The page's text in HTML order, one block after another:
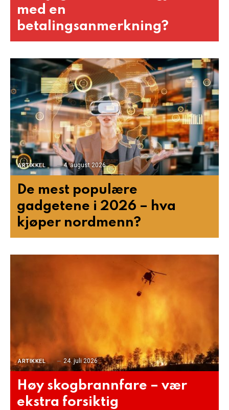
med en
betalingsanmerkning?
ARTIKKEL 4. august 2026
De mest populære
gadgetene i 2026 – hva
kjøper nordmenn?
ARTIKKEL 24. juli 2026
Høy skogbrannfare – vær
ekstra forsiktig